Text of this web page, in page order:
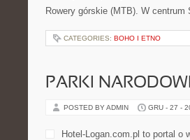
Rowery górskie (MTB). W
CATEGORIES: BOHO I ETNO
PARKI
POSTED BY ADMIN GRU - 27 -
Hotel-Logan.com.pl to portal o